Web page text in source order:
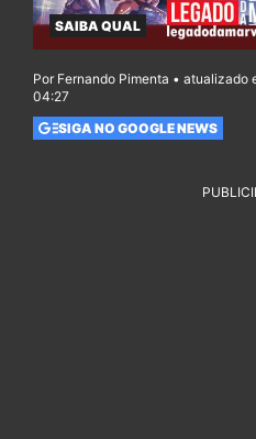
SAIBA QUAL
Por Fernando Pimenta • atualizado
04:27
SIGA NO GOOGLE NEWS